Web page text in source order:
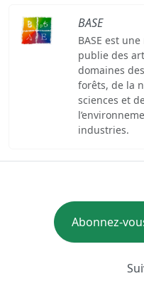
BASE
BASE est
publie des
domaines
forêts, de la
sciences et
industries.
Abonnez-